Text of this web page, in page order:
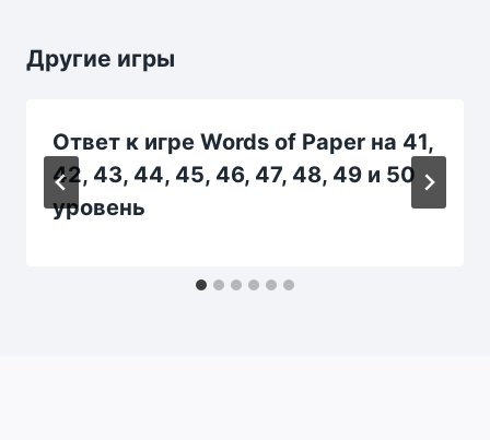
Другие игры
Ответ к игре Words of Paper на 41,
42, 43, 44, 45, 46, 47, 48, 49 и 50
уровень